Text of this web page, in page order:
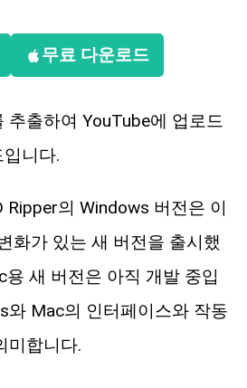
무료 다운로드
추출하여 YouTube에 업로드
니다.
Ripper의 Windows 버전은 이
화가 있는 새 버전을 출시했
새 버전은 아직 개발 중입
와 Mac의 인터페이스와 작동
미합니다.